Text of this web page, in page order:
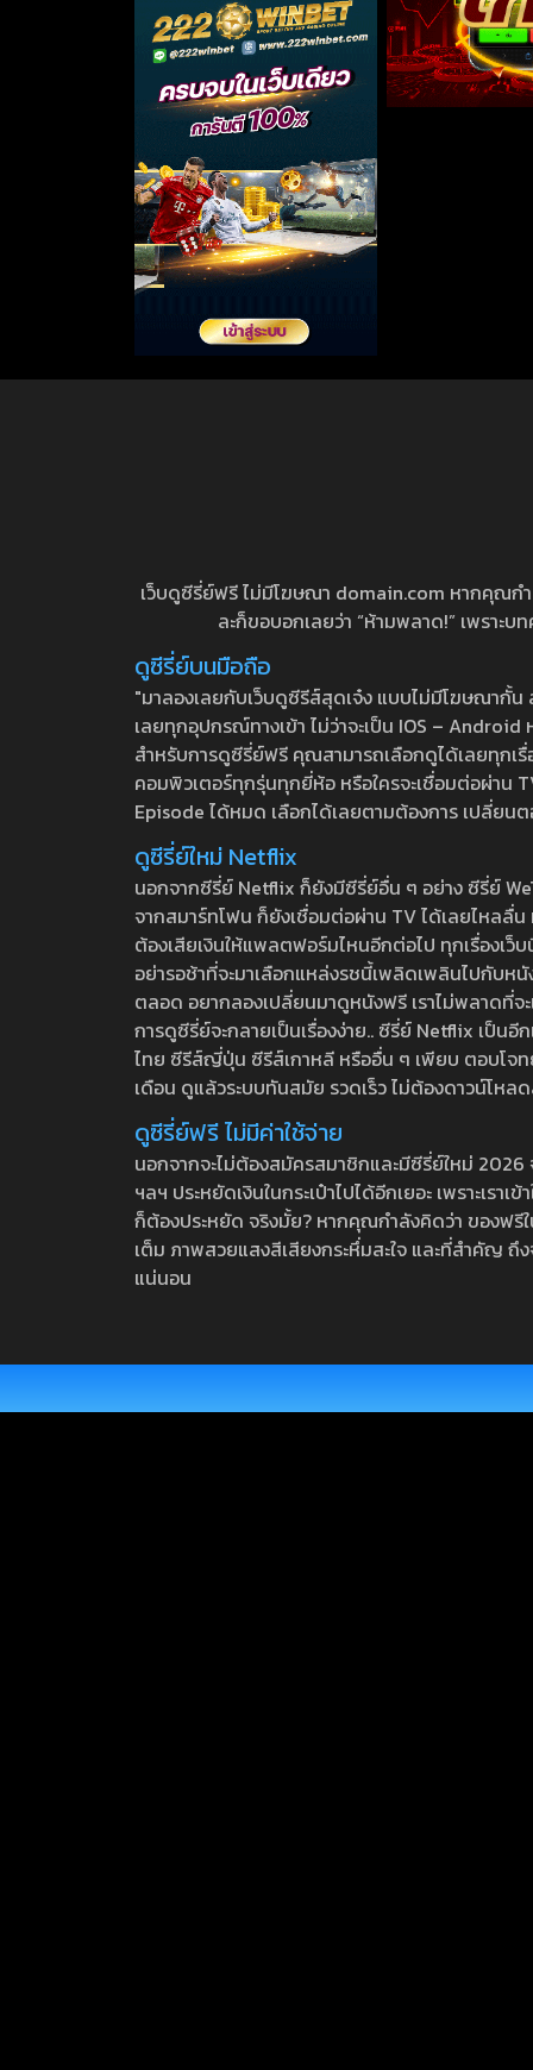
เว็บดูซีรี่ย์ฟรี ไม่มีโฆษณา domain.com หากคุณก
ละก็ขอบอกเลยว่า “ห้ามพลาด!” เพราะ
ดูซีรี่ย์บนมือถือ
"มาลองเลยกับเว็บดูซีรีส์สุดเจ๋ง แบบไม่มีโฆษณากั้
เลยทุกอุปกรณ์ทางเข้า ไม่ว่าจะเป็น IOS –
สำหรับการดูซีรี่ย์ฟรี คุณสามารถเลือกดูได้เลยทุกเ
คอมพิวเตอร์ทุกรุ่นทุกยี่ห้อ หรือใครจะเชื่อมต่อผ่าน
Episode ได้หมด เลือกได้เลยตามต้องการ เปลี่ยน
ดูซีรี่ย์ใหม่ Netflix
นอกจากซีรี่ย์ Netflix ก็ยังมีซีรี่ย์อื่น ๆ อย่าง ซีรี่ย์
จากสมาร์ทโฟน ก็ยังเชื่อมต่อผ่าน TV ได้เลยไหลลื่
ต้องเสียเงินให้แพลตฟอร์มไหนอีกต่อไป ทุกเรื่องเว็
อย่ารอช้าที่จะมาเลือกแหล่งรชนี้เพลิดเพลินไปกับห
ตลอด อยากลองเปลี่ยนมาดูหนังฟรี เราไม่พลาดที่
การดูซีรี่ย์จะกลายเป็นเรื่องง่าย.. ซีรี่ย์ Netflix เป็น
ไทย ซีรีส์ญี่ปุ่น ซีรีส์เกาหลี หรืออื่น ๆ เพียบ ตอบโจท
เดือน ดูแล้วระบบทันสมัย รวดเร็ว ไม่ต้องดาวน์โห
ดูซีรี่ย์ฟรี ไม่มีค่าใช้จ่าย
นอกจากจะไม่ต้องสมัครสมาชิกและมีซีรี่ย์ใหม่
ฯลฯ ประหยัดเงินในกระเป๋าไปได้อีกเยอะ เพราะเร
ก็ต้องประหยัด จริงมั้ย? หากคุณกำลังคิดว่า ของฟ
เต็ม ภาพสวยแสงสีเสียงกระหึ่มสะใจ และที่สำคัญ
แน่นอน